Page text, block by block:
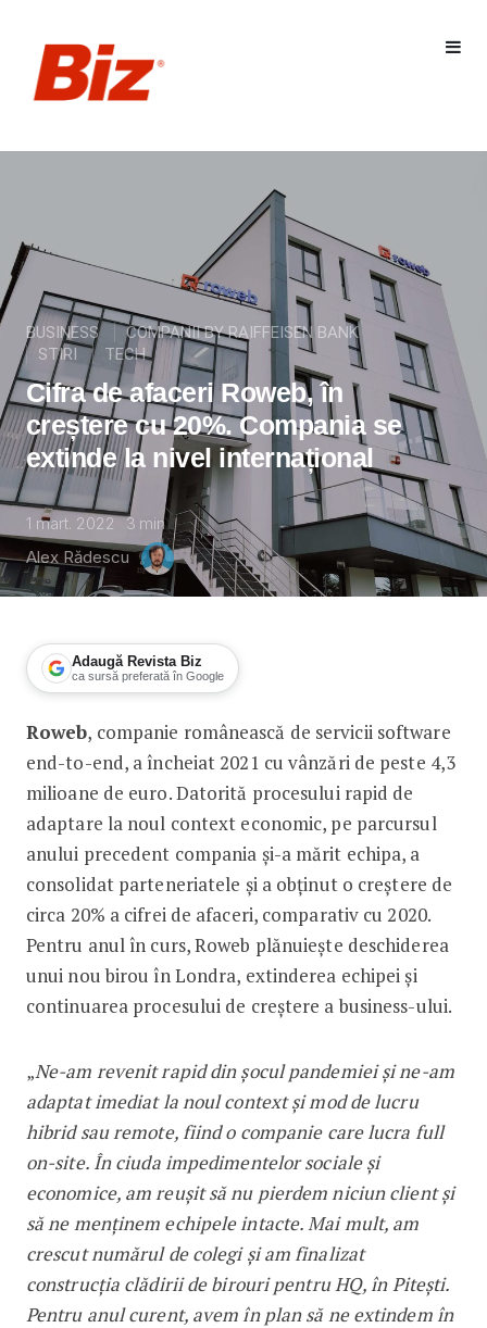
BUSINESS
COMPANII BY RAIFFEISEN BANK
STIRI
TECH
Cifra de afaceri Roweb, în
creștere cu 20%. Compania se
extinde la nivel internațional
1 mart. 2022 3 min
Alex Rădescu
Adaugă Revista Biz
ca sursă preferată în Google
Cifra de afaceri Roweb, în creștere
Roweb, companie românească de servicii software
end-to-end, a încheiat 2021 cu vânzări de peste 4,3
milioane de euro. Datorită procesului rapid de
adaptare la noul context economic, pe parcursul
anului precedent compania și-a mărit echipa, a
consolidat parteneriatele și a obținut o creștere de
circa 20% a cifrei de afaceri, comparativ cu 2020.
Pentru anul în curs, Roweb plănuiește deschiderea
unui nou birou în Londra, extinderea echipei și
continuarea procesului de creștere a business-ului.
„Ne-am revenit rapid din șocul pandemiei și ne-am
adaptat imediat la noul context și mod de lucru
hibrid sau remote, fiind o companie care lucra full
on-site. În ciuda impedimentelor sociale și
economice, am reușit să nu pierdem niciun client și
să ne menținem echipele intacte. Mai mult, am
crescut numărul de colegi și am finalizat
construcția clădirii de birouri pentru HQ, în Pitești.
Pentru anul curent, avem în plan să ne extindem în